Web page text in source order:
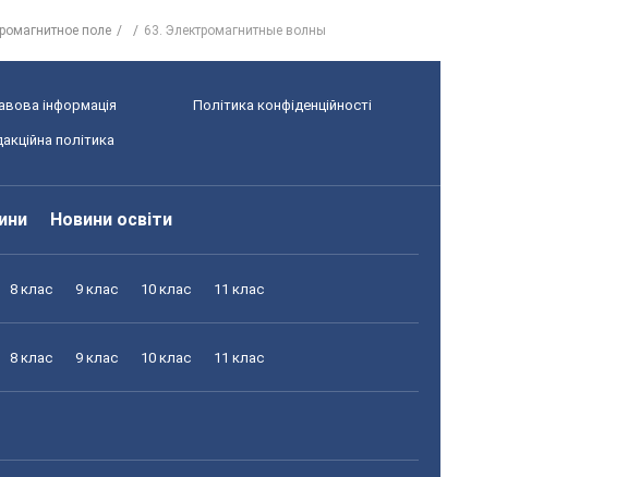
поле 63. Электромагнитные волны
інформація Політика конфіденційності
політика
Новини освіти
8 клас 9 клас 10 клас 11 клас
8 клас 9 клас 10 клас 11 клас